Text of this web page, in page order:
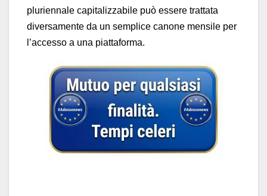
pluriennale capitalizzabile può essere trattata
diversamente da un semplice canone mensile per
l’accesso a una piattaforma.